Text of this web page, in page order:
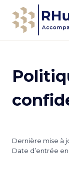
contenu
Dernière mise à
Date d’entrée